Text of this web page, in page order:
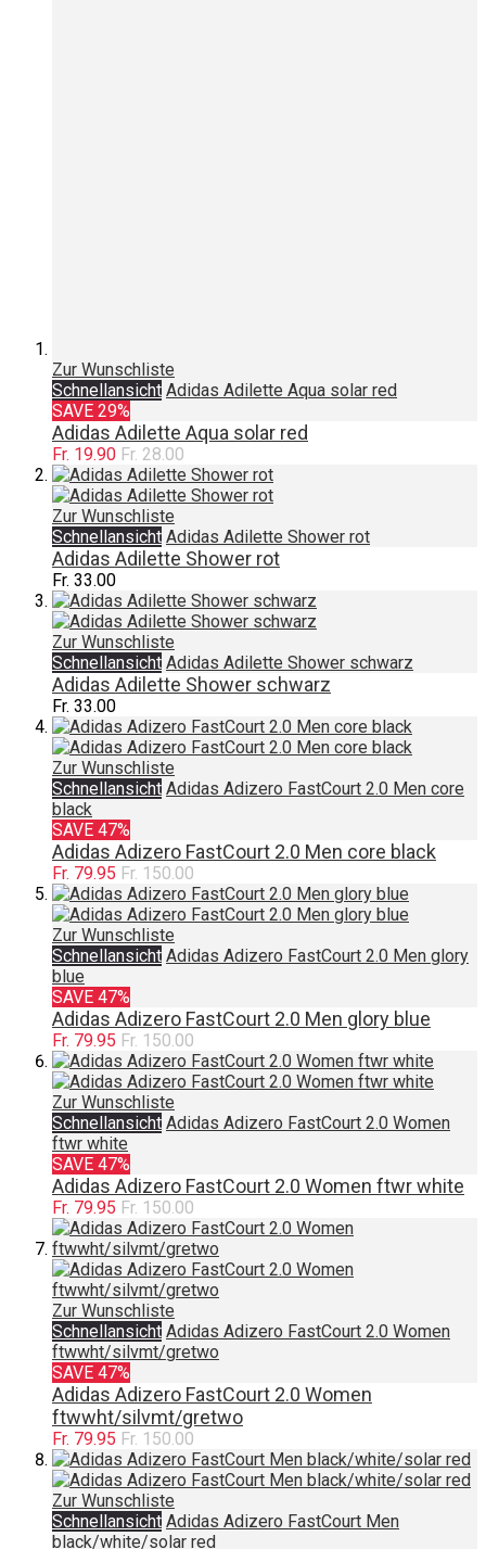
Zur Wunschliste
Schnellansicht Adidas Adilette Aqua solar red
SAVE 29%
Adidas Adilette Aqua solar red
Fr. 19.90 Fr. 28.00
Zur Wunschliste
Schnellansicht Adidas Adilette Shower rot
Adidas Adilette Shower rot
Fr. 33.00
Zur Wunschliste
Schnellansicht Adidas Adilette Shower schwarz
Adidas Adilette Shower schwarz
Fr. 33.00
Zur Wunschliste
Schnellansicht Adidas Adizero FastCourt 2.0 Men core
black
SAVE 47%
Adidas Adizero FastCourt 2.0 Men core black
Fr. 79.95 Fr. 150.00
Zur Wunschliste
Schnellansicht Adidas Adizero FastCourt 2.0 Men glory
blue
SAVE 47%
Adidas Adizero FastCourt 2.0 Men glory blue
Fr. 79.95 Fr. 150.00
Zur Wunschliste
Schnellansicht Adidas Adizero FastCourt 2.0 Women
ftwr white
SAVE 47%
Adidas Adizero FastCourt 2.0 Women ftwr white
Fr. 79.95 Fr. 150.00
Zur Wunschliste
Schnellansicht Adidas Adizero FastCourt 2.0 Women
ftwwht/silvmt/gretwo
SAVE 47%
Adidas Adizero FastCourt 2.0 Women
ftwwht/silvmt/gretwo
Fr. 79.95 Fr. 150.00
Zur Wunschliste
Schnellansicht Adidas Adizero FastCourt Men
black/white/solar red